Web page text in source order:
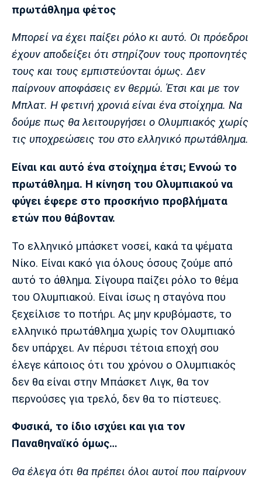
πρωτάθλημα φέτος
Μπορεί να έχει παίξει ρόλο κι αυτό. Οι πρόεδροι
έχουν αποδείξει ότι στηρίζουν τους προπονητές
τους και τους εμπιστεύονται όμως. Δεν
παίρνουν αποφάσεις εν θερμώ. Έτσι και με τον
Μπλατ. Η φετινή χρονιά είναι ένα στοίχημα. Να
δούμε πως θα λειτουργήσει ο Ολυμπιακός χωρίς
τις υποχρεώσεις του στο ελληνικό πρωτάθλημα.
Είναι και αυτό ένα στοίχημα έτσι; Εννοώ το
πρωτάθλημα. Η κίνηση του Ολυμπιακού να
φύγει έφερε στο προσκήνιο προβλήματα
ετών που θάβονταν.
Το ελληνικό μπάσκετ νοσεί, κακά τα ψέματα
Νίκο. Είναι κακό για όλους όσους ζούμε από
αυτό το άθλημα. Σίγουρα παίζει ρόλο το θέμα
του Ολυμπιακού. Είναι ίσως η σταγόνα που
ξεχείλισε το ποτήρι. Ας μην κρυβόμαστε, το
ελληνικό πρωτάθλημα χωρίς τον Ολυμπιακό
δεν υπάρχει. Aν πέρυσι τέτοια εποχή σου
έλεγε κάποιος ότι του χρόνου ο Ολυμπιακός
δεν θα είναι στην Μπάσκετ Λιγκ, θα τον
περνούσες για τρελό, δεν θα το πίστευες.
Φυσικά, το ίδιο ισχύει και για τον
Παναθηναϊκό όμως…
Θα έλεγα ότι θα πρέπει όλοι αυτοί που παίρνουν